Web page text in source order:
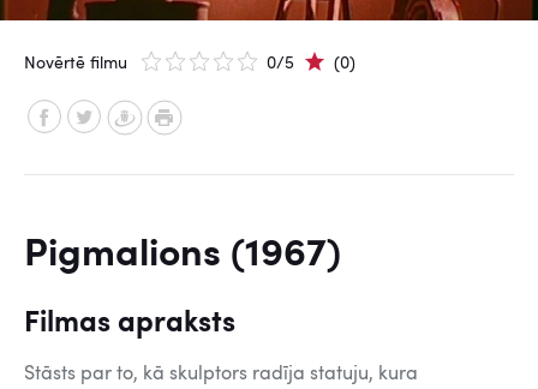
Novērtē filmu 0/5 (0)
Pigmalions (1967)
Filmas apraksts
Stāsts par to, kā skulptors radīja statuju, kura